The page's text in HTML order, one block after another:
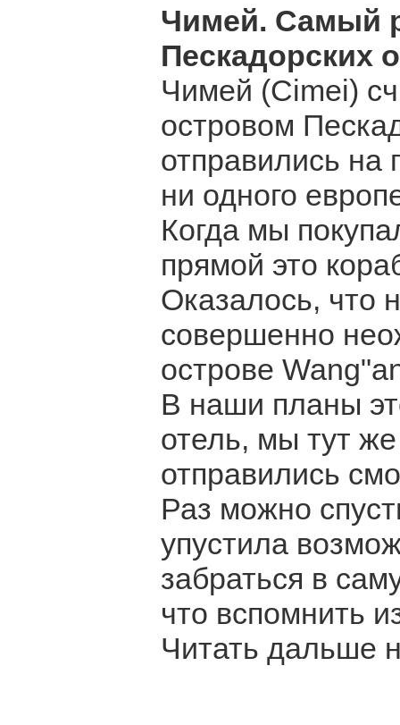
Чимей. Самый
Пескадорских
Чимей (Cimei)
островом
отправились
ни одного
Когда мы
прямой это
Оказалось, что
совершенно
острове
В наши планы
отель, мы тут
отправились
Раз можно
упустила
забраться в
что вспомнить
Читать дальше